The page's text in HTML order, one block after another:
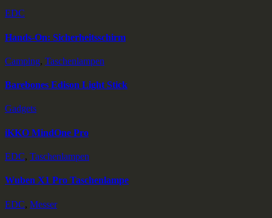
EDC
Hands-On: Sicherheitsschirm
Camping, Taschenlampen
Barebones Edison Light Stick
Gadgets
iKKO MindOne Pro
EDC, Taschenlampen
Wuben X1 Pro Taschenlampe
EDC, Messer